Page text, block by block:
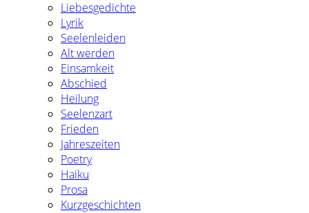
Liebesgedichte
Lyrik
Seelenleiden
Alt werden
Einsamkeit
Abschied
Heilung
Seelenzart
Frieden
Jahreszeiten
Poetry
Haiku
Prosa
Kurzgeschichten